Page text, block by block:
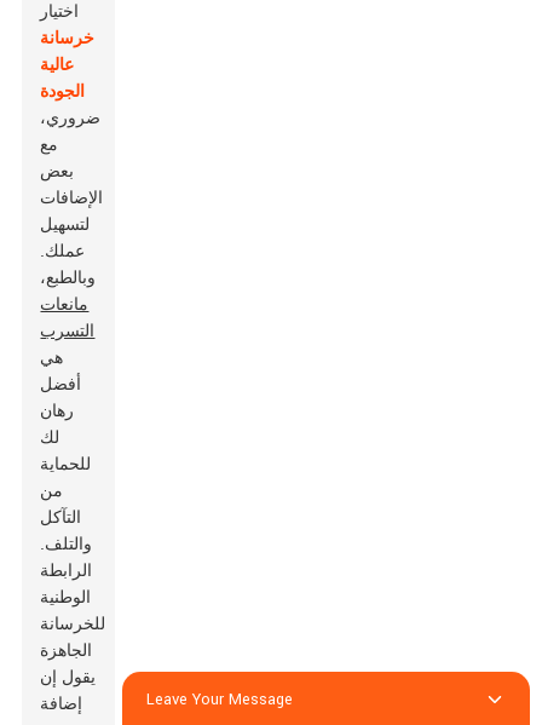
اختيار
خرسانة
عالية
الجودة
ضروري،
مع
بعض
الإضافات
لتسهيل
عملك.
وبالطبع،
مانعات
التسرب
هي
أفضل
رهان
لك
للحماية
من
التآكل
والتلف.
الرابطة
الوطنية
للخرسانة
الجاهزة
يقول إن
إضافة
Leave Your Message